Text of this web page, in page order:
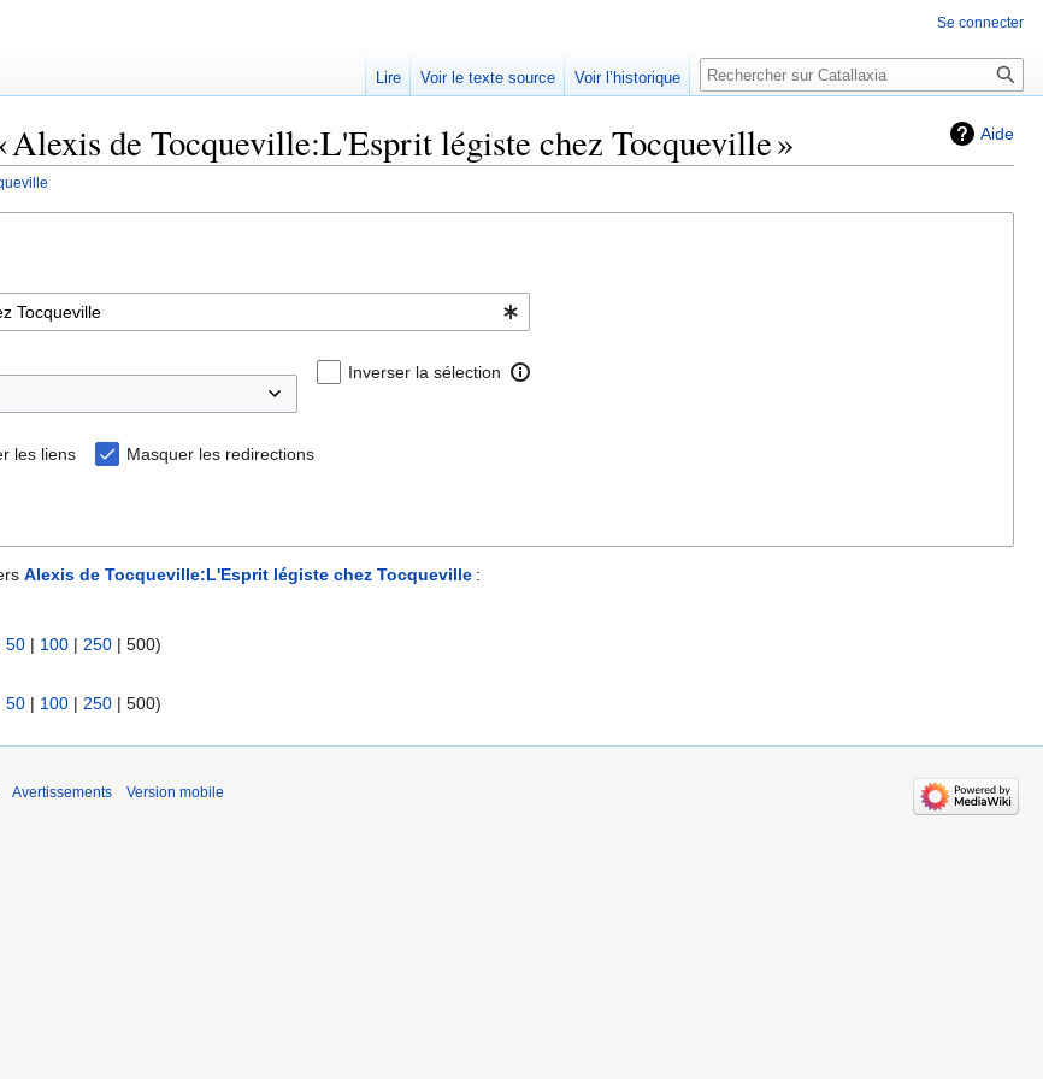
Aide
Alexis de Tocqueville:L'Esprit légiste chez Tocqueville »
Inverser la sélection
les liens Masquer les redirections
Alexis de Tocqueville:L'Esprit légiste chez Tocqueville :
50 | 100 | 250 | 500)
50 | 100 | 250 | 500)
Se connecter
Lire Voir le texte source Voir l’historique Rechercher
Avertissements Version mobile